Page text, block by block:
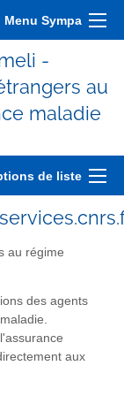
Menu Sympa
-
au
maladie
de liste
au régime
des agents
aux